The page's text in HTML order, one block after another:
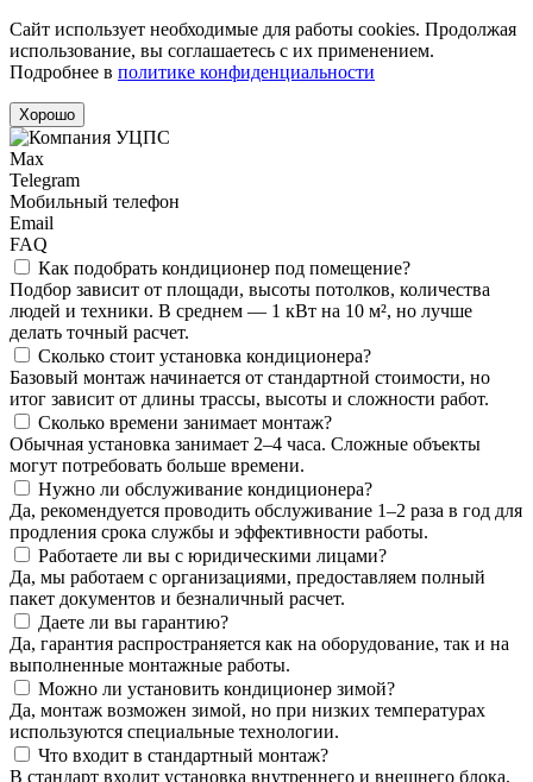
Сайт использует необходимые для работы cookies. Продолжая
использование, вы соглашаетесь с их применением.
Подробнее в политике конфиденциальности
Хорошо
Max
Telegram
Мобильный телефон
Email
FAQ
Как подобрать кондиционер под помещение?
Подбор зависит от площади, высоты потолков, количества
людей и техники. В среднем — 1 кВт на 10 м², но лучше
делать точный расчет.
Сколько стоит установка кондиционера?
Базовый монтаж начинается от стандартной стоимости, но
итог зависит от длины трассы, высоты и сложности работ.
Сколько времени занимает монтаж?
Обычная установка занимает 2–4 часа. Сложные объекты
могут потребовать больше времени.
Нужно ли обслуживание кондиционера?
Да, рекомендуется проводить обслуживание 1–2 раза в год для
продления срока службы и эффективности работы.
Работаете ли вы с юридическими лицами?
Да, мы работаем с организациями, предоставляем полный
пакет документов и безналичный расчет.
Даете ли вы гарантию?
Да, гарантия распространяется как на оборудование, так и на
выполненные монтажные работы.
Можно ли установить кондиционер зимой?
Да, монтаж возможен зимой, но при низких температурах
используются специальные технологии.
Что входит в стандартный монтаж?
В стандарт входит установка внутреннего и внешнего блока,